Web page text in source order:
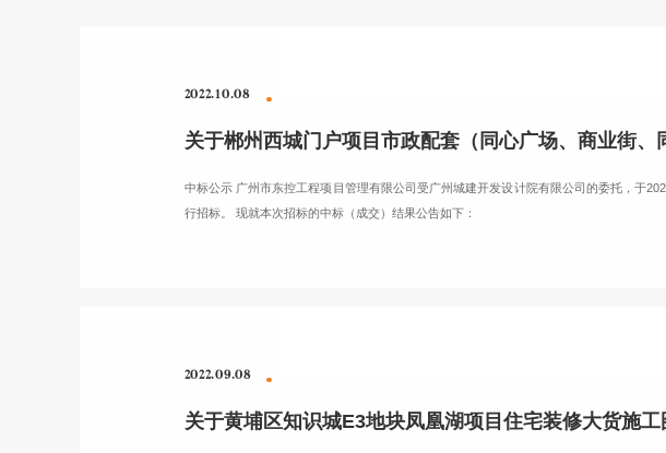
2022.10.08
关于郴州西城门户项目市政配套（同心广场、商业街
中标公示 广州市东控工程项目管理有限公司受广州城建开发设计院有限公司的委托，于
行招标。 现就本次招标的中标（成交）结果公告如下：
2022.09.08
关于黄埔区知识城E3地块凤凰湖项目住宅装修大货施